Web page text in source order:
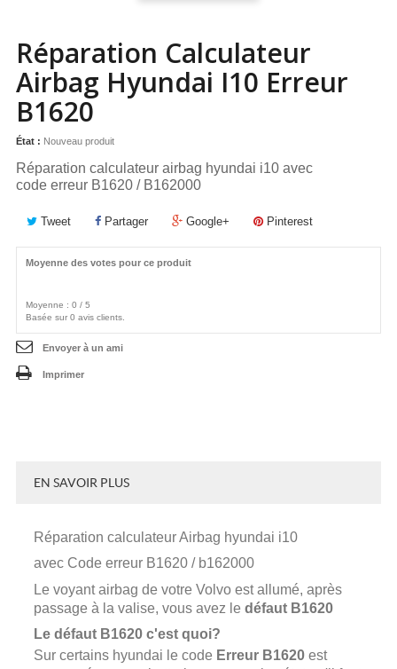
Réparation Calculateur
Airbag Hyundai I10 Erreur
B1620
État : Nouveau produit
Réparation calculateur airbag hyundai i10 avec
code erreur B1620 / B162000
Tweet Partager Google+ Pinterest
Moyenne des votes pour ce produit
Moyenne : 0 / 5
Basée sur 0 avis clients.
Envoyer à un ami
Imprimer
EN SAVOIR PLUS
Réparation calculateur Airbag hyundai i10
avec Code erreur B1620 / b162000
Le voyant airbag de votre Volvo est allumé, après
passage à la valise, vous avez le défaut B1620
Le défaut B1620 c'est quoi?
Sur certains hyundai le code Erreur B1620 est